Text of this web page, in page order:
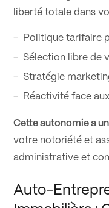
liberté totale dans
Politique tarifaire
Sélection libre de
Stratégie
Réactivité face
Cette autonomie a
votre notoriété et
administrative et
Auto-